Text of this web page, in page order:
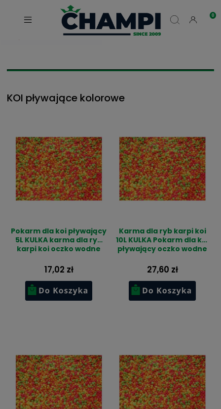
KOI pływające kolorowe
Pokarm dla koi pływający
5L KULKA karma dla ryb
karpi koi oczko wodne
17,02 zł
Karma dla ryb karpi koi
10L KULKA Pokarm dla koi
pływający oczko wodne
27,60 zł